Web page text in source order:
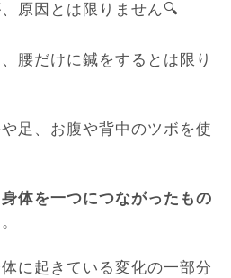
原因とは限りません🔍
腰だけに鍼をするとは限り
足、お腹や背中のツボを使
身体を一つにつながったもの
に起きている変化の一部分